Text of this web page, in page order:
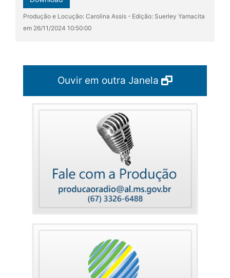
Produção e Locução: Carolina Assis - Edição: Suerley Yamacita
em 26/11/2024 10:50:00
Ouvir em outra Janela